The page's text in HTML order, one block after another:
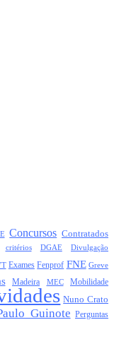
Concursos Contratados
critérios DGAE Divulgação
Exames Fenprof FNE Greve
Madeira MEC Mobilidade
Nuno Crato
Guinote Perguntas